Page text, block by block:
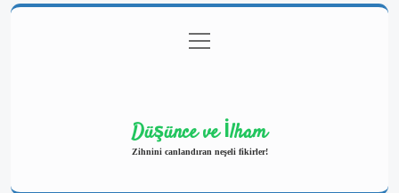
Gizlilik Politikası
menüyü
aç
Düşünce ve İlham
Zihnini canlandıran neşeli fikirler!